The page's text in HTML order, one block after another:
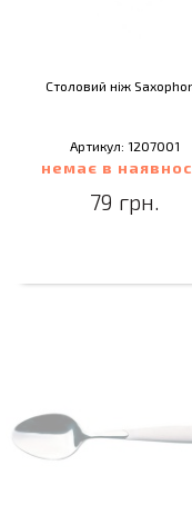
Столовий ніж
Артикул: 1207001
немає в
79 грн.